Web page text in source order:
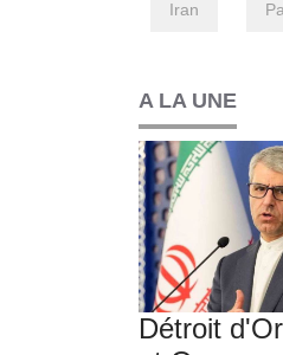
Iran
A LA UNE
Détroit